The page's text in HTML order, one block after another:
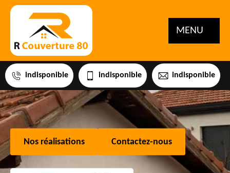
MENU
indisponible indisponible indisponible
Nos réalisations Contactez-nous